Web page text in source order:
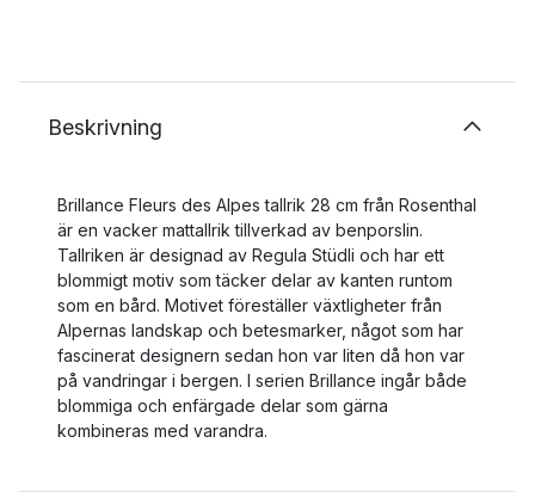
Beskrivning
Brillance Fleurs des Alpes tallrik 28 cm från Rosenthal
är en vacker mattallrik tillverkad av benporslin.
Tallriken är designad av Regula Stüdli och har ett
blommigt motiv som täcker delar av kanten runtom
som en bård. Motivet föreställer växtligheter från
Alpernas landskap och betesmarker, något som har
fascinerat designern sedan hon var liten då hon var
på vandringar i bergen. I serien Brillance ingår både
blommiga och enfärgade delar som gärna
kombineras med varandra.